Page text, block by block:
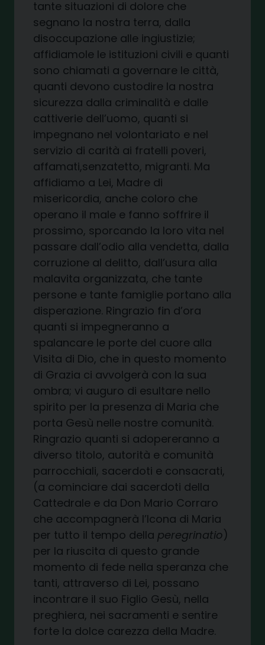
tante situazioni di dolore che
segnano la nostra terra, dalla
disoccupazione alle ingiustizie;
affidiamole le istituzioni civili e quanti
sono chiamati a governare le città,
quanti devono custodire la nostra
sicurezza dalla criminalità e dalle
cattiverie dell’uomo, quanti si
impegnano nel volontariato e nel
servizio di carità ai fratelli poveri,
affamati,senzatetto, migranti. Ma
affidiamo a Lei, Madre di
misericordia, anche coloro che
operano il male e fanno soffrire il
prossimo, sporcando la loro vita nel
passare dall’odio alla vendetta, dalla
corruzione al delitto, dall’usura alla
malavita organizzata, che tante
persone e tante famiglie portano alla
disperazione. Ringrazio fin d’ora
quanti si impegneranno a
spalancare le porte del cuore alla
Visita di Dio, che in questo momento
di Grazia ci avvolgerà con la sua
ombra; vi auguro di esultare nello
spirito per la presenza di Maria che
porta Gesù nelle nostre comunità.
Ringrazio quanti si adopereranno a
diverso titolo, autorità e comunità
parrocchiali, sacerdoti e consacrati,
(a cominciare dai sacerdoti della
Cattedrale e da Don Mario Corraro
che accompagnerà l’Icona di Maria
per tutto il tempo della peregrinatio)
per la riuscita di questo grande
momento di fede nella speranza che
tanti, attraverso di Lei, possano
incontrare il suo Figlio Gesù, nella
preghiera, nei sacramenti e sentire
forte la dolce carezza della Madre.